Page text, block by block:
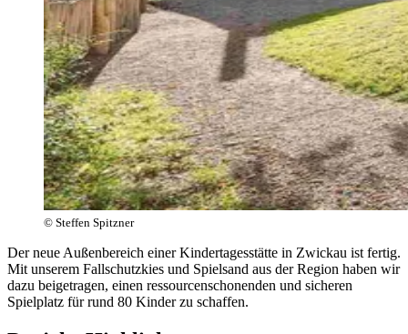
© Steffen Spitzner
Der neue Außenbereich einer Kindertagesstätte in Zwickau ist fertig.
Mit unserem Fallschutzkies und Spielsand aus der Region haben wir
dazu beigetragen, einen ressourcenschonenden und sicheren
Spielplatz für rund 80 Kinder zu schaffen.